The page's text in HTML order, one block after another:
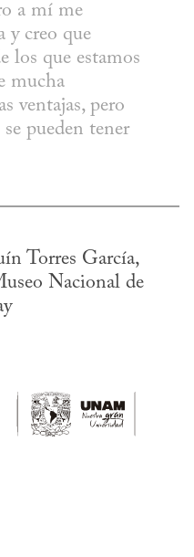
a mí me
y creo que
los que estamos
mucha
ventajas, pero
pueden tener
Nacional de